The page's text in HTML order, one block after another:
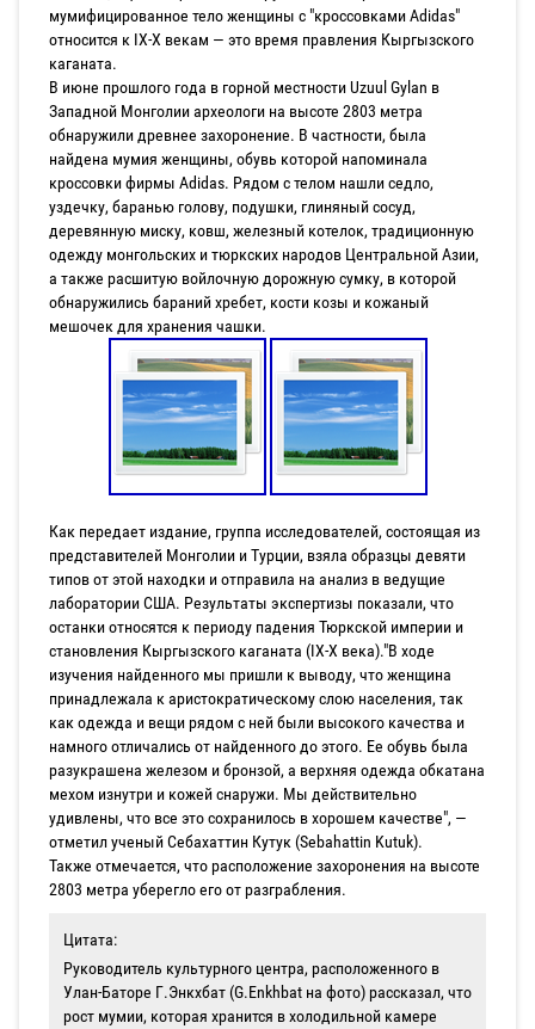
мумифицированное тело женщины с "кроссовками Adidas"
относится к IX-X векам — это время правления Кыргызского
каганата.
В июне прошлого года в горной местности Uzuul Gylan в
Западной Монголии археологи на высоте 2803 метра
обнаружили древнее захоронение. В частности, была
найдена мумия женщины, обувь которой напоминала
кроссовки фирмы Adidas. Рядом с телом нашли седло,
уздечку, баранью голову, подушки, глиняный сосуд,
деревянную миску, ковш, железный котелок, традиционную
одежду монгольских и тюркских народов Центральной Азии,
а также расшитую войлочную дорожную сумку, в которой
обнаружились бараний хребет, кости козы и кожаный
мешочек для хранения чашки.
Как передает издание, группа исследователей, состоящая из
представителей Монголии и Турции, взяла образцы девяти
типов от этой находки и отправила на анализ в ведущие
лаборатории США. Результаты экспертизы показали, что
останки относятся к периоду падения Тюркской империи и
становления Кыргызского каганата (IX-X века)."В ходе
изучения найденного мы пришли к выводу, что женщина
принадлежала к аристократическому слою населения, так
как одежда и вещи рядом с ней были высокого качества и
намного отличались от найденного до этого. Ее обувь была
разукрашена железом и бронзой, а верхняя одежда обкатана
мехом изнутри и кожей снаружи. Мы действительно
удивлены, что все это сохранилось в хорошем качестве", —
отметил ученый Себахаттин Кутук (Sebahattin Kutuk).
Также отмечается, что расположение захоронения на высоте
2803 метра уберегло его от разграбления.
Цитата:
Руководитель культурного центра, расположенного в
Улан-Баторе Г.Энкхбат (G.Enkhbat на фото) рассказал, что
рост мумии, которая хранится в холодильной камере